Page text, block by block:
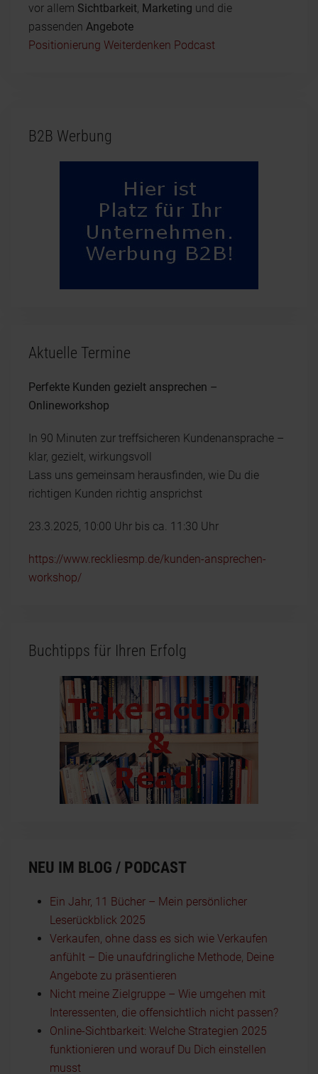
vor allem Sichtbarkeit Marketing und die
passenden Angebote
Positionierung Weiterdenken Podcast
B2B Werbung
Aktuelle Termine
Perfekte Kunden gezielt ansprechen –
Onlineworkshop
In 90 Minuten zur treffsicheren Kundenansprache –
klar, gezielt, wirkungsvoll
Lass uns gemeinsam herausfinden, wie Du die
richtigen Kunden richtig ansprichst
23.3.2025, 10:00 Uhr bis ca. 11:30 Uhr
https://www.reckliesmp.de/kunden-ansprechen-
workshop/
Buchtipps für Ihren Erfolg
NEU IM BLOG / PODCAST
Ein Jahr, 11 Bücher – Mein persönlicher
Leserückblick 2025
Verkaufen, ohne dass es sich wie Verkaufen
anfühlt – Die unaufdringliche Methode, Deine
Angebote zu präsentieren
Nicht meine Zielgruppe – Wie umgehen mit
Interessenten, die offensichtlich nicht passen?
Online-Sichtbarkeit: Welche Strategien 2025
funktionieren und worauf Du Dich einstellen
musst